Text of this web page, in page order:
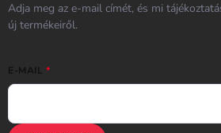
Adja meg az e-mail címét, és mi
új termékeiről.
E-MAIL